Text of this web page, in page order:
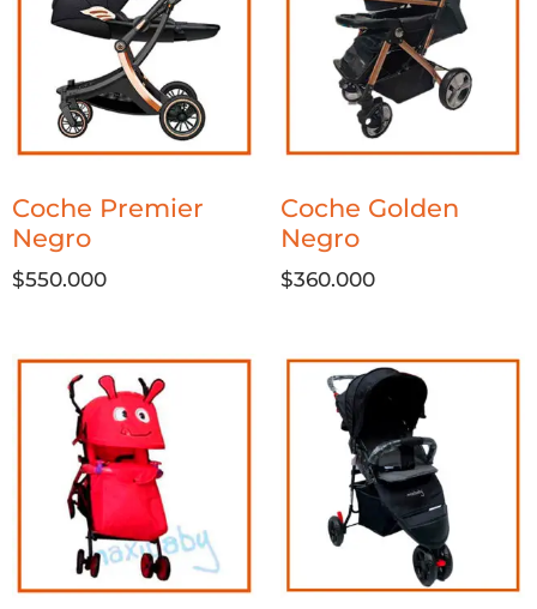
Coche Premier
Negro
$550.000
Coche Golden
Negro
$360.000